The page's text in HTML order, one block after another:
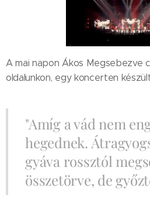
A mai napon Ákos Megsebezve
oldalunkon, egy koncerten
"Amíg a vád nem
hegednek.
gyáva rossztól
összetörve, de